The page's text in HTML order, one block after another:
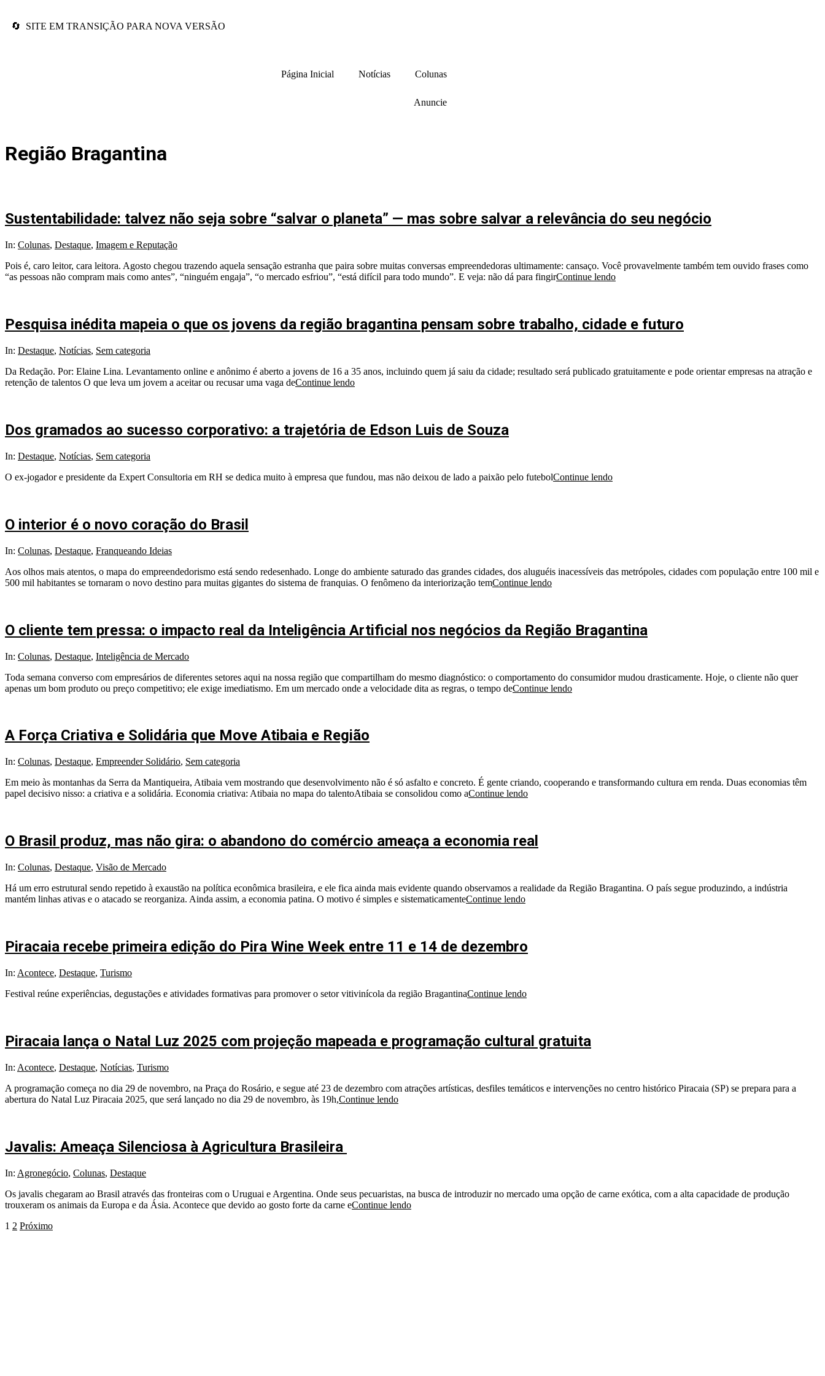
🔄 SITE EM TRANSIÇÃO PARA NOVA VERSÃO
Página Inicial Notícias Colunas
Anuncie
Região Bragantina
Sustentabilidade: talvez não seja sobre “salvar o planeta” — mas sobre salvar a relevância do seu negócio
In: Colunas, Destaque, Imagem e Reputação
Pois é, caro leitor, cara leitora. Agosto chegou trazendo aquela sensação estranha que paira sobre muitas conversas empreendedoras ultimamente: cansaço. Você provavelmente também tem ouvido frases como
“as pessoas não compram mais como antes”, “ninguém engaja”, “o mercado esfriou”, “está difícil para todo mundo”. E veja: não dá para fingirContinue lendo
Pesquisa inédita mapeia o que os jovens da região bragantina pensam sobre trabalho, cidade e futuro
In: Destaque, Notícias, Sem categoria
Da Redação. Por: Elaine Lina. Levantamento online e anônimo é aberto a jovens de 16 a 35 anos, incluindo quem já saiu da cidade; resultado será publicado gratuitamente e pode orientar empresas na atração e
retenção de talentos O que leva um jovem a aceitar ou recusar uma vaga deContinue lendo
Dos gramados ao sucesso corporativo: a trajetória de Edson Luis de Souza
In: Destaque, Notícias, Sem categoria
O ex-jogador e presidente da Expert Consultoria em RH se dedica muito à empresa que fundou, mas não deixou de lado a paixão pelo futebolContinue lendo
O interior é o novo coração do Brasil
In: Colunas, Destaque, Franqueando Ideias
Aos olhos mais atentos, o mapa do empreendedorismo está sendo redesenhado. Longe do ambiente saturado das grandes cidades, dos aluguéis inacessíveis das metrópoles, cidades com população entre 100 mil e
500 mil habitantes se tornaram o novo destino para muitas gigantes do sistema de franquias. O fenômeno da interiorização temContinue lendo
O cliente tem pressa: o impacto real da Inteligência Artificial nos negócios da Região Bragantina
In: Colunas, Destaque, Inteligência de Mercado
Toda semana converso com empresários de diferentes setores aqui na nossa região que compartilham do mesmo diagnóstico: o comportamento do consumidor mudou drasticamente. Hoje, o cliente não quer
apenas um bom produto ou preço competitivo; ele exige imediatismo. Em um mercado onde a velocidade dita as regras, o tempo deContinue lendo
A Força Criativa e Solidária que Move Atibaia e Região
In: Colunas, Destaque, Empreender Solidário, Sem categoria
Em meio às montanhas da Serra da Mantiqueira, Atibaia vem mostrando que desenvolvimento não é só asfalto e concreto. É gente criando, cooperando e transformando cultura em renda. Duas economias têm
papel decisivo nisso: a criativa e a solidária. Economia criativa: Atibaia no mapa do talentoAtibaia se consolidou como aContinue lendo
O Brasil produz, mas não gira: o abandono do comércio ameaça a economia real
In: Colunas, Destaque, Visão de Mercado
Há um erro estrutural sendo repetido à exaustão na política econômica brasileira, e ele fica ainda mais evidente quando observamos a realidade da Região Bragantina. O país segue produzindo, a indústria
mantém linhas ativas e o atacado se reorganiza. Ainda assim, a economia patina. O motivo é simples e sistematicamenteContinue lendo
Piracaia recebe primeira edição do Pira Wine Week entre 11 e 14 de dezembro
In: Acontece, Destaque, Turismo
Festival reúne experiências, degustações e atividades formativas para promover o setor vitivinícola da região BragantinaContinue lendo
Piracaia lança o Natal Luz 2025 com projeção mapeada e programação cultural gratuita
In: Acontece, Destaque, Notícias, Turismo
A programação começa no dia 29 de novembro, na Praça do Rosário, e segue até 23 de dezembro com atrações artísticas, desfiles temáticos e intervenções no centro histórico Piracaia (SP) se prepara para a
abertura do Natal Luz Piracaia 2025, que será lançado no dia 29 de novembro, às 19h,Continue lendo
Javalis: Ameaça Silenciosa à Agricultura Brasileira
In: Agronegócio, Colunas, Destaque
Os javalis chegaram ao Brasil através das fronteiras com o Uruguai e Argentina. Onde seus pecuaristas, na busca de introduzir no mercado uma opção de carne exótica, com a alta capacidade de produção
trouxeram os animais da Europa e da Ásia. Acontece que devido ao gosto forte da carne eContinue lendo
1 2 Próximo